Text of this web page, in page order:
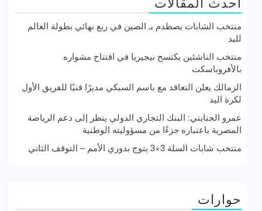
منتخب الشابات يصطدم بـ الصين في ربع نهائي بطولة العالم
لليد
منتخب الناشئين يكتسح نيجيريا في افتتاح مشواره
بالأفروباسكت
الزمالك يعلن التعاقد مع باسم السبكي مديرًا فنيًا للفريق الأول
لكرة اليد
عمرو الجنايني: البنك التجاري الدولي ينظر إلى دعم الرياضة
المصرية باعتباره جزءًا من مسؤوليته الوطنية
منتخب شابات السلة 3×3 يتوج بدوري الأمم – التوقف الثاني
حوارات